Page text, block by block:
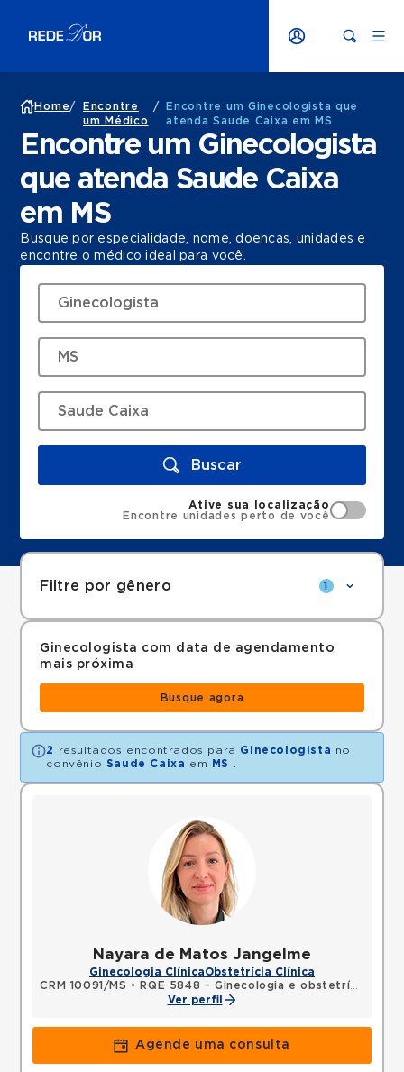
Home/
Encontre
um Médico
/
Encontre um Ginecologista que
atenda Saude Caixa em MS
Encontre um Ginecologista
que atenda Saude Caixa
em MS
Busque por especialidade, nome, doenças, unidades e
encontre o médico ideal para você.
Buscar
Ative sua localização
Encontre unidades perto de você
Filtre por gênero 1
Ginecologista com data de agendamento
mais próxima
Busque agora
2 resultados encontrados para Ginecologista no
convênio Saude Caixa em MS
Nayara de Matos Jangelme
Ginecologia ClínicaObstetrícia Clínica
CRM 10091/MS •
RQE 5848 - Ginecologia e obstetrícia
Ver perfil
Agende uma consulta